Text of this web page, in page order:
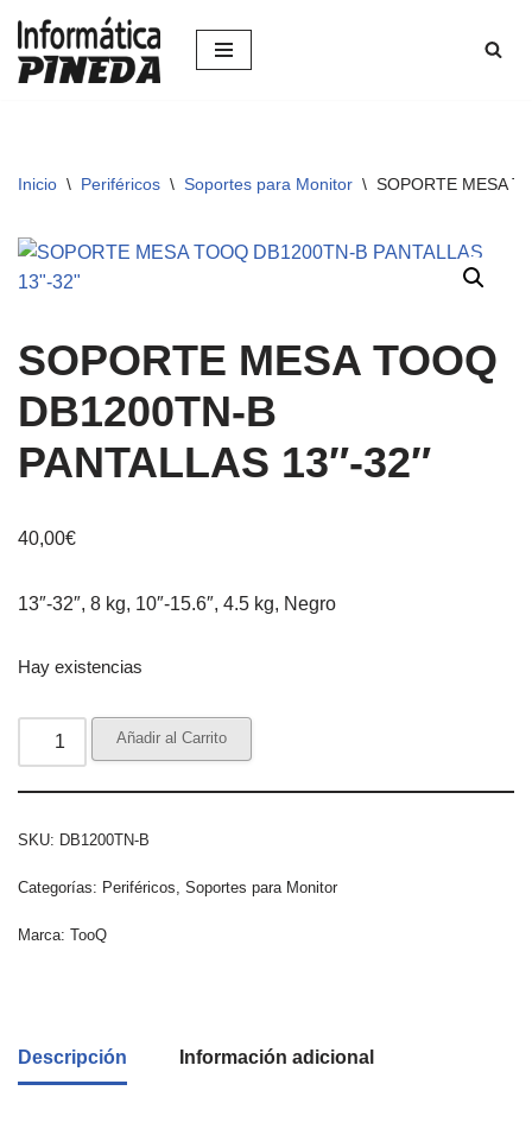
Saltar
Inicio \ Periféricos \ Soportes para Monitor \ SOPORTE MESA
SOPORTE MESA TOOQ
DB1200TN-B
PANTALLAS 13″-32″
40,00€
13″-32″, 8 kg, 10″-15.6″, 4.5 kg, Negro
Hay existencias
Añadir al Carrito
SKU: DB1200TN-B
Categorías: Periféricos Soportes para Monitor
Marca: TooQ
Descripción Información adicional